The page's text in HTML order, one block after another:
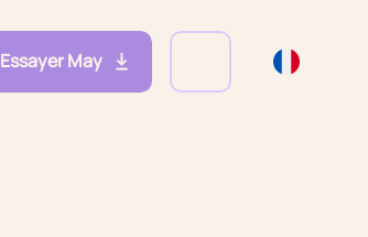
Essayer May